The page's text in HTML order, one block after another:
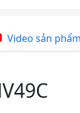
Video sản phẩm